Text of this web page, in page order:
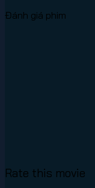
Đánh giá phim
Rate this movie